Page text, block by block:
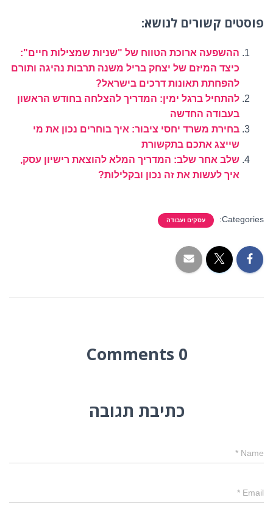
פוסטים קשורים לנושא:
ההשפעה ארוכת הטווח של "שניות שמצילות חיים":
כיצד המיזם של יצחק בריל משנה תרבות נהיגה ותורם
להפחתת תאונות דרכים בישראל?
להתחיל ברגל ימין: המדריך להצלחה בחודש הראשון
בעבודה החדשה
בחירת משרד יחסי ציבור: איך בוחרים נכון את מי
שייצג אתכם בתקשורת
שלב אחר שלב: המדריך המלא להוצאת רישיון עסק,
איך לעשות את זה נכון ובקלילות?
Categories: עסקים ועבודה
0 Comments
כתיבת תגובה
Name
*
Email
*